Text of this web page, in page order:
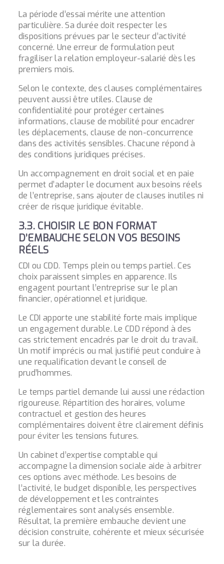
La période d’essai mérite une attention
particulière. Sa durée doit respecter les
dispositions prévues par le secteur d’activité
concerné. Une erreur de formulation peut
fragiliser la relation employeur-salarié dès les
premiers mois.
Selon le contexte, des clauses complémentaires
peuvent aussi être utiles. Clause de
confidentialité pour protéger certaines
informations, clause de mobilité pour encadrer
les déplacements, clause de non-concurrence
dans des activités sensibles. Chacune répond à
des conditions juridiques précises.
Un accompagnement en droit social et en paie
permet d’adapter le document aux besoins réels
de l’entreprise, sans ajouter de clauses inutiles ni
créer de risque juridique évitable.
3.3. CHOISIR LE BON FORMAT
D’EMBAUCHE SELON VOS BESOINS
RÉELS
CDI ou CDD. Temps plein ou temps partiel. Ces
choix paraissent simples en apparence. Ils
engagent pourtant l’entreprise sur le plan
financier, opérationnel et juridique.
Le CDI apporte une stabilité forte mais implique
un engagement durable. Le CDD répond à des
cas strictement encadrés par le droit du travail.
Un motif imprécis ou mal justifié peut conduire à
une requalification devant le conseil de
prud’hommes.
Le temps partiel demande lui aussi une rédaction
rigoureuse. Répartition des horaires, volume
contractuel et gestion des heures
complémentaires doivent être clairement définis
pour éviter les tensions futures.
Un cabinet d’expertise comptable qui
accompagne la dimension sociale aide à arbitrer
ces options avec méthode. Les besoins de
l’activité, le budget disponible, les perspectives
de développement et les contraintes
réglementaires sont analysés ensemble.
Résultat, la première embauche devient une
décision construite, cohérente et mieux sécurisée
sur la durée.